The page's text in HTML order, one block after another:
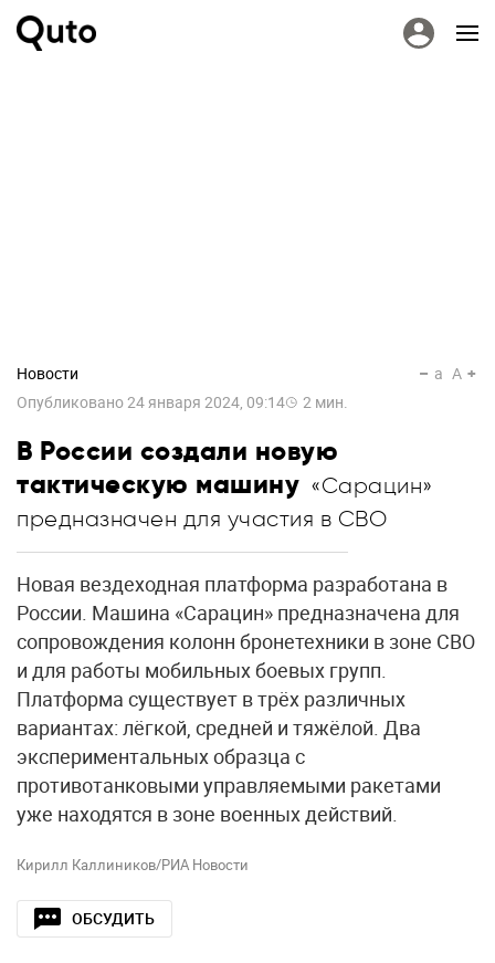
Новости
Опубликовано24 января 2024, 09:14 2 мин.
a A
В России создали новую
тактическую машину «Сарацин»
предназначен для участия в СВО
Новая вездеходная платформа разработана в
России. Машина «Сарацин» предназначена для
сопровождения колонн бронетехники в зоне СВО
и для работы мобильных боевых групп.
Платформа существует в трёх различных
вариантах: лёгкой, средней и тяжёлой. Два
экспериментальных образца с
противотанковыми управляемыми ракетами
уже находятся в зоне военных действий.
Кирилл Каллиников/РИА Новости
ОБСУДИТЬ